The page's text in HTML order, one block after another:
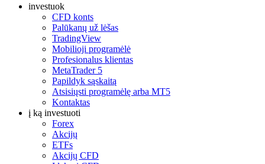
investuok
CFD konts
Palūkanų už lėšas
TradingView
Mobilioji programėlė
Profesionalus klientas
MetaTrader 5
Papildyk sąskaitą
Atsisiųsti programėlę arba MT5
Kontaktas
į ką investuoti
Forex
Akcijų
ETFs
Akcijų CFD